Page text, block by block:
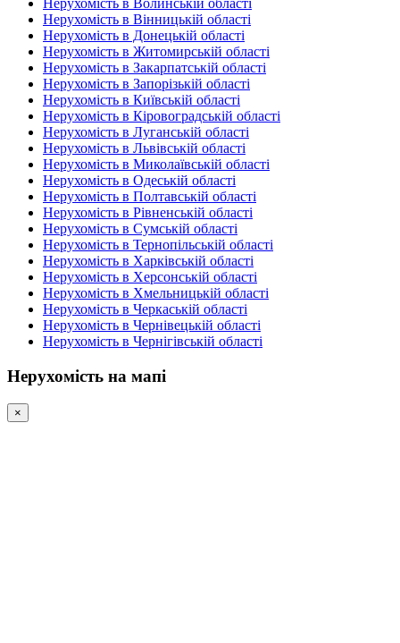
Нерухомість в Волинській області
Нерухомість в Вінницькій області
Нерухомість в Донецькій області
Нерухомість в Житомирській області
Нерухомість в Закарпатській області
Нерухомість в Запорізькій області
Нерухомість в Київській області
Нерухомість в Кіровоградській області
Нерухомість в Луганській області
Нерухомість в Львівській області
Нерухомість в Миколаївській області
Нерухомість в Одеській області
Нерухомість в Полтавській області
Нерухомість в Рівненській області
Нерухомість в Сумській області
Нерухомість в Тернопільській області
Нерухомість в Харківській області
Нерухомість в Херсонській області
Нерухомість в Хмельницькій області
Нерухомість в Черкаській області
Нерухомість в Чернівецькій області
Нерухомість в Чернігівській області
Нерухомість на мапі
×